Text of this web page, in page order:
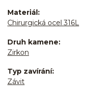
Materiál
Chirurgická ocel 316L
Druh kamene
Zirkon
Typ zavírání
Závit